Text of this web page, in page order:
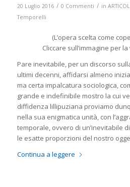
20 Luglio 2016 / 0 Commenti / in
Temporelli
(L’opera scelta come
Cliccare sull’immagine per
Pare inevitabile, per un discorso
ultimi decenni, affidarsi almeno
ma certa impalcatura sociologica,
grande e indefinibile mostro la cui
diffidenza lillipuziana proviamo
nella sua enigmatica unità, con
temporale, ovvero di un’inevitabile
le esatte proporzioni del nostro
Continua a leggere